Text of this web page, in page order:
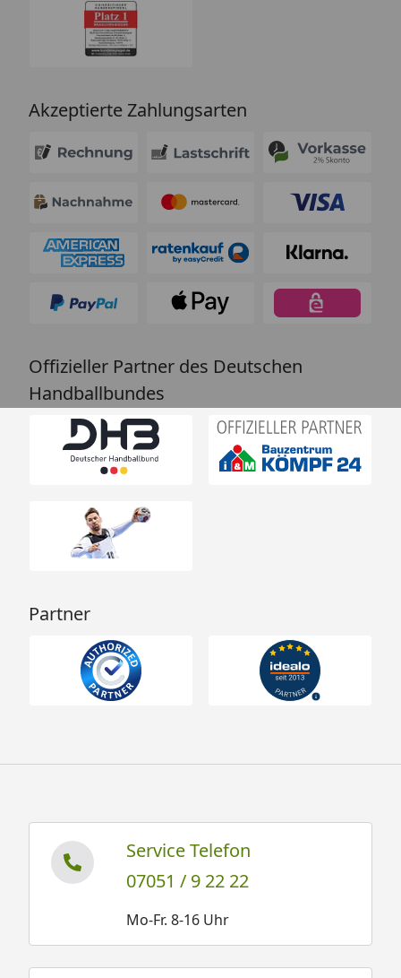
Akzeptierte Zahlungsarten
Offizieller Partner des Deutschen
Handballbundes
Partner
Service Telefon
07051 / 9 22 22
Mo-Fr. 8-16 Uhr